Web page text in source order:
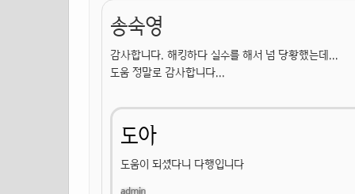
송숙영
감사합니다. 해킹하다 실수를 해서 넘 당황했는데...
도움 정말로 감사합니다...
도아
도움이 되셨다니 다행입니다